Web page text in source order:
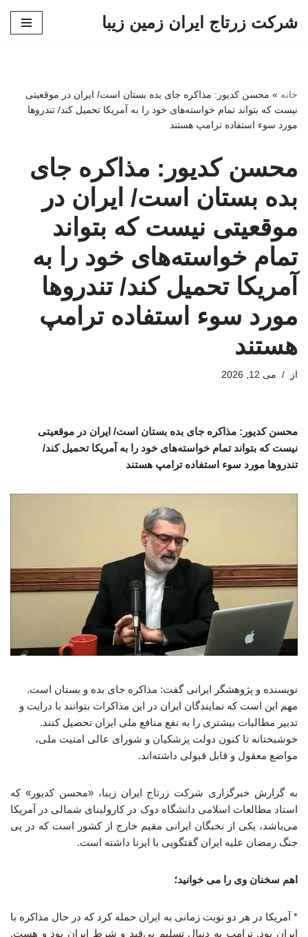
شرکت زرتاج ایران زمین زیبا
خانه » محسن کدیور: مذاکره جای بده بستان است/ ایران در موقعیتی
نیست که بتواند تمام خواسته‌های خود را به آمریکا تحمیل کند/ تندروها
مورد سوء استفاده ترامپ هستند
محسن کدیور: مذاکره جای
بده بستان است/ ایران در
موقعیتی نیست که بتواند
تمام خواسته‌های خود را به
آمریکا تحمیل کند/ تندروها
مورد سوء استفاده ترامپ
هستند
از می 12, 2026
محسن کدیور: مذاکره جای بده بستان است/ ایران در موقعیتی
نیست که بتواند تمام خواسته‌های خود را به آمریکا تحمیل کند/
تندروها مورد سوء استفاده ترامپ هستند
نویسنده و پژوهشگر ایرانی گفت: مذاکره جای بده و بستان است.
مهم این است که نمایندگان ایران در این مذاکرات بتوانند با درایت و
تدبیر مطالبات بیشتری را به نفع منافع ملی ایران تحصیل کنند.
خوشبختانه تا کنون دولت پزشکیان و شورای عالی امنیت ملی،
مواضع معقول و قابل قبولی داشته‌اند.
به گزارش خبرگزاری شرکت زرتاج ایران زیبا، «محسن کدیور» که
استاد مطالعات اسلامی دانشگاه دوک در کارولینای شمالی در آمریکا
می‌باشد، یکی از نخبگان ایرانی مقیم خارج از کشور است که در پی
جنگ رمضان علیه ایران گفتگویی با ایرنا داشته است.
اهم سخنان وی را می خوانید؛
* آمریکا در هر دو نوبت زمانی به ایران حمله کرد که در حال مذاکره با
ایران بود. ترامپ به دنبال تسلیم بی‌قید و شرط ایران بود و هست.